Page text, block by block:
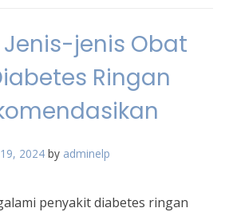
jenis Obat
Ringan
2024 by adminelp
penyakit diabetes ringan